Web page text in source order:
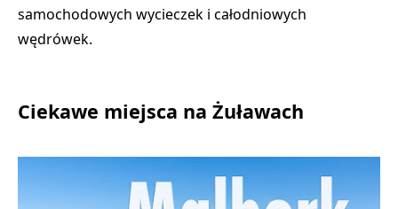
samochodowych wycieczek i całodniowych
wędrówek.
Ciekawe miejsca na Żuławach